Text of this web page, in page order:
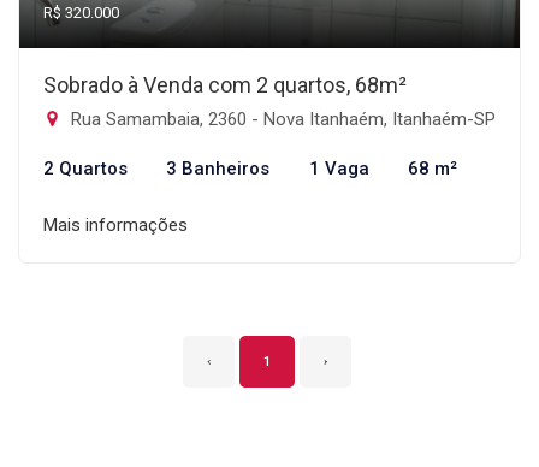
R$ 320.000
Sobrado à Venda com 2 quartos, 68m²
Rua Samambaia, 2360 - Nova Itanhaém, Itanhaém-SP
2 Quartos 3 Banheiros 1 Vaga 68 m²
Mais informações
‹ 1 ›